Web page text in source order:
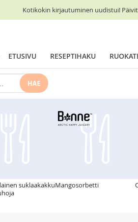
Kotikokin kirjautuminen uudistui!
ETUSIVU RESEPTIHAKU
HAE
suklaakakkuMangosorbetti